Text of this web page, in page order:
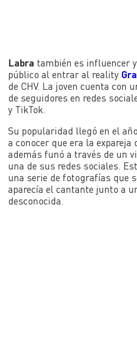
Labra también es influencer
público al entrar al reality
de CHV. La joven cuenta con
de seguidores en redes
y TikTok.
Su popularidad llegó en el
a conocer que era la expareja
además funó a través de un
una de sus redes sociales.
una serie de fotografías que
aparecía el cantante junto a
desconocida.